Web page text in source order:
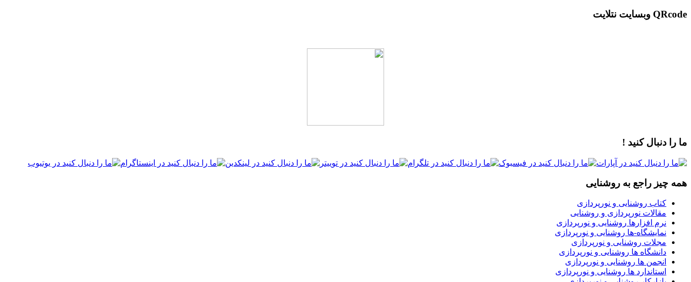
QRcode وبسایت نتلایت
ما را دنبال کنید !
همه چیز راجع به روشنایی
کتاب روشنایی و نورپردازی
مقالات نورپردازی و روشنایی
نرم افزارها روشنایی و نورپردازی
نمایشگاه-ها روشنایی و نورپردازی
مجلات روشنایی و نورپردازی
دانشگاه ها روشنایی و نورپردازی
انجمن ها روشنایی و نورپردازی
استاندارد ها روشنایی و نورپردازی